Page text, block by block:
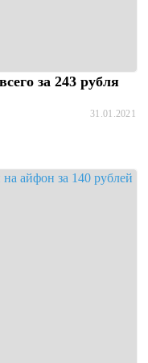
за 243 рубля
31.01.2021